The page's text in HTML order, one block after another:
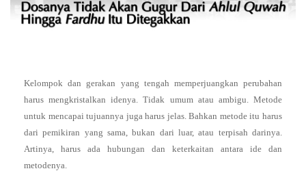
Kelompok dan gerakan yang tengah memperjuangkan perubahan
harus mengkristalkan idenya. Tidak umum atau ambigu. Metode
untuk mencapai tujuannya juga harus jelas. Bahkan metode itu harus
dari pemikiran yang sama, bukan dari luar, atau terpisah darinya.
Artinya, harus ada hubungan dan keterkaitan antara ide dan
metodenya.